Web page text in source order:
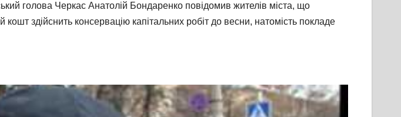
голова Черкас Анатолій Бондаренко повідомив жителів міста, що
здійснить консервацію капітальних робіт до весни, натомість покладе